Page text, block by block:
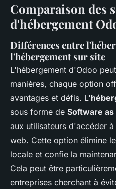
Comparaison des
d'hébergement
Différences entre
l'hébergement sur site
L'hébergement d'Odoo
manières, chaque option
avantages et défis. L'
sous forme de Software as
aux utilisateurs d'accéder
web. Cette option élimine
locale et confie la
Cela peut être
entreprises cherchant à